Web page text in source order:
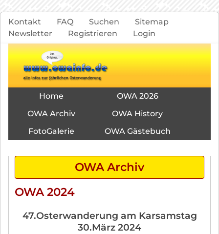
Navigation
überspringen
Kontakt FAQ Suchen
Sitemap
Newsletter
Registrieren Login
NavigationHome
OWA 2026
OWA Archiv
OWA History
FotoGalerie
OWA Gästebuch
OWA Archiv
OWA 2024
47.Osterwanderung am Karsamstag
30.März 2024